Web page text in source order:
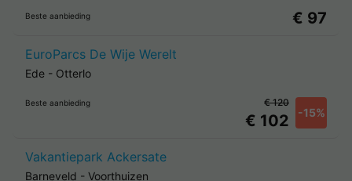
Beste aanbieding € 97
EuroParcs De Wije Werelt
Ede - Otterlo
Beste aanbieding
€ 102 -15%
€ 120
Vakantiepark Ackersate
Barneveld - Voorthuizen